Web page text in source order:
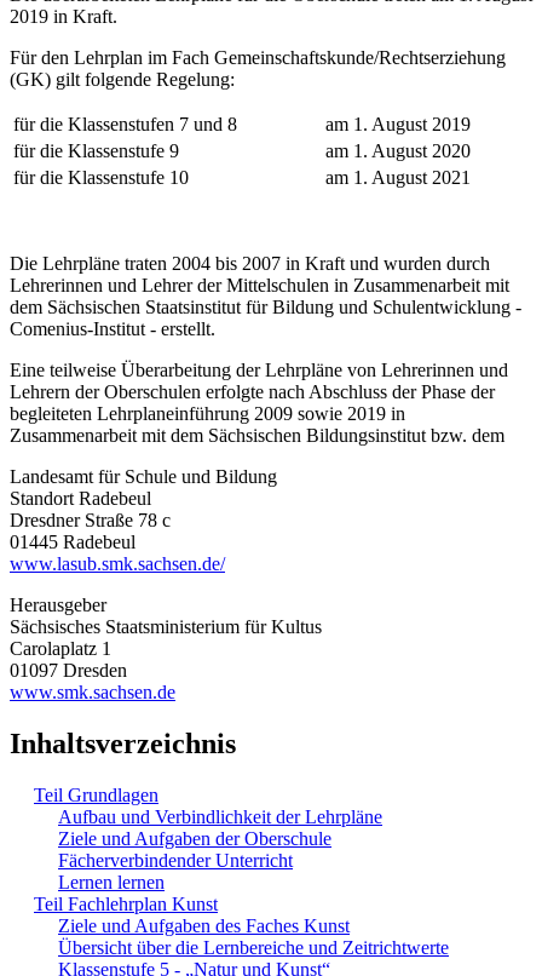
2019 in Kraft.
Für den Lehrplan im Fach Gemeinschaftskunde/Rechtserziehung
(GK) gilt folgende Regelung:
für die Klassenstufen 7 und 8
am 1. August 2019
für die Klassenstufe 9
am 1. August 2020
für die Klassenstufe 10
am 1. August 2021
Die Lehrpläne traten 2004 bis 2007 in Kraft und wurden durch
Lehrerinnen und Lehrer der Mittelschulen in Zusammenarbeit mit
dem Sächsischen Staatsinstitut für Bildung und Schulentwicklung -
Comenius-Institut - erstellt.
Eine teilweise Überarbeitung der Lehrpläne von Lehrerinnen und
Lehrern der Oberschulen erfolgte nach Abschluss der Phase der
begleiteten Lehrplaneinführung 2009 sowie 2019 in
Zusammenarbeit mit dem Sächsischen Bildungsinstitut bzw. dem
Landesamt für Schule und Bildung
Standort Radebeul
Dresdner Straße 78 c
01445 Radebeul
www.lasub.smk.sachsen.de/
Herausgeber
Sächsisches Staatsministerium für Kultus
Carolaplatz 1
01097 Dresden
www.smk.sachsen.de
Inhaltsverzeichnis
Teil Grundlagen
Aufbau und Verbindlichkeit der Lehrpläne
Ziele und Aufgaben der Oberschule
Fächerverbindender Unterricht
Lernen lernen
Teil Fachlehrplan Kunst
Ziele und Aufgaben des Faches Kunst
Übersicht über die Lernbereiche und Zeitrichtwerte
Klassenstufe 5 - „Natur und Kunst“